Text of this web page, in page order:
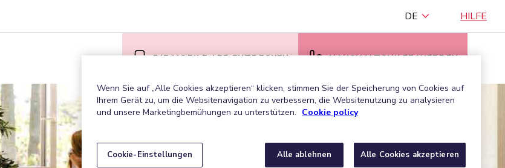
DE HILFE
DIE MOBILE APP ENTDECKEN HAUSHALTSHILFE WERDEN
Wenn Sie auf „Alle Cookies akzeptieren“ klicken, stimmen Sie der Speicherung von Cookies auf
Ihrem Gerät zu, um die Websitenavigation zu verbessern, die Websitenutzung zu analysieren
und unsere Marketingbemühungen zu unterstützen. Cookie policy
Alle ablehnen Alle Cookies akzeptieren
Cookie-Einstellungen